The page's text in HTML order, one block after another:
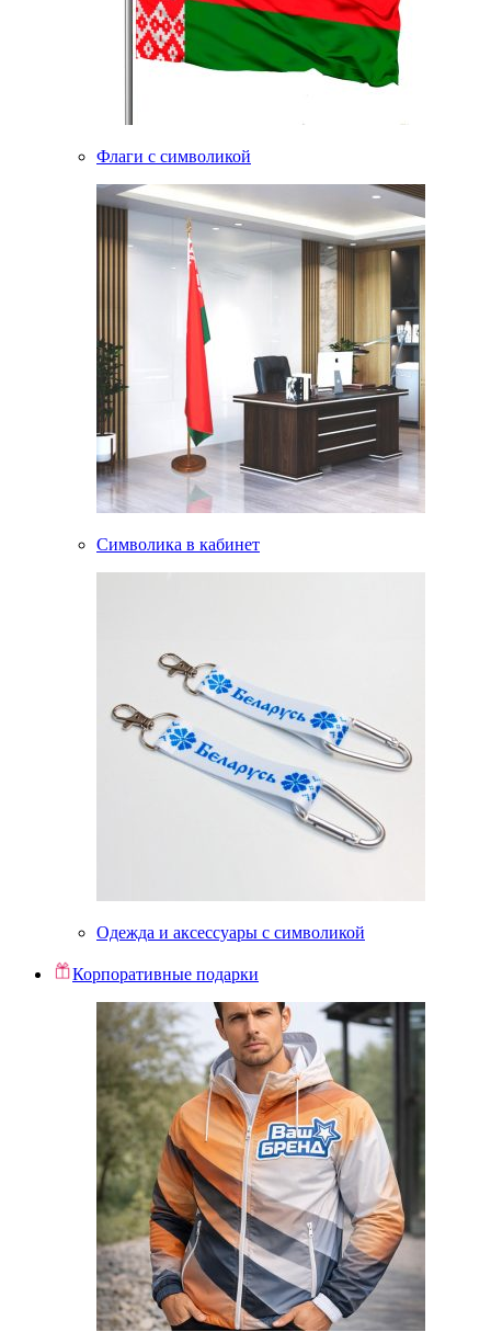
Флаги с символикой
Символика в кабинет
Одежда и аксессуары с символикой
Корпоративные подарки